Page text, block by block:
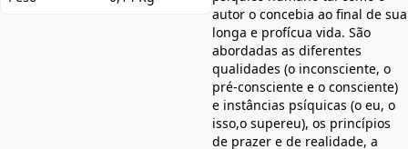
autor o concebia ao final de sua
longa e profícua vida. São
abordadas as diferentes
qualidades (o inconsciente, o
pré-consciente e o consciente)
e instâncias psíquicas (o eu, o
isso,o supereu), os princípios
de prazer e de realidade, a